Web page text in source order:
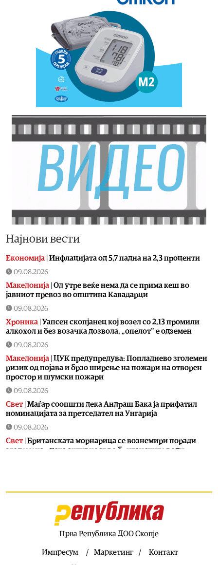
Најнови вести
Економија | Инфлацијата од 5,7 падна на 2,3 проценти
09.08.2026
Македонија | Од утре веќе немa да се прима кеш во
јавниот превоз во општина Кавадарци
09.08.2026
Хроника | Уапсен скопјанец кој возел со 2,13 промили
алкохол и без возачка дозвола, „опелот“ е одземен
09.08.2026
Македонија | ЦУК предупредува: Попладнево зголемен
ризик од појава и брзо ширење на пожари на отворен
простор и шумски пожари
09.08.2026
Свет| Маѓар соопшти дека Андраш Бака ја прифатил
номинацијата за претседател на Унгарија
09.08.2026
Свет| Британската морнарица се вознемири поради
зголемена руска активност во британските води
Плата
Останати спортови|
Македонските тенисери со трофеј
го завршија настапот во конкуренција на двојки на
09.08.2026
Прва Република ДОО Скопје
Импресум Маркетинг
Контакт